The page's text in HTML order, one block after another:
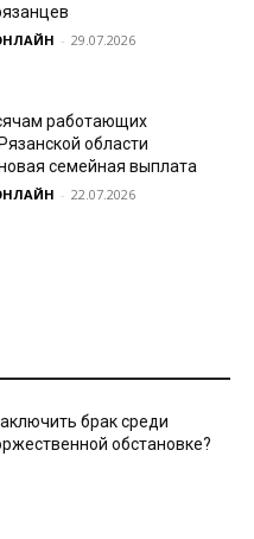
- 29.07.2026
работающих
области
семейная выплата
- 22.07.2026
брак среди
обстановке?